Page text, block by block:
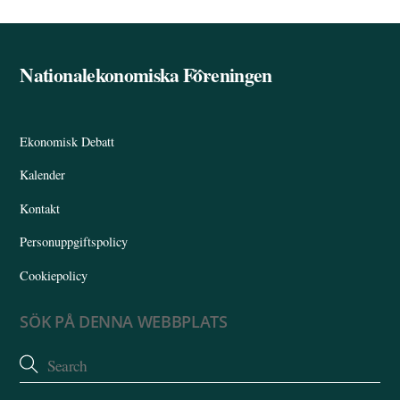
bo ed aila
Back
Nationalekonomiska Föreningen
Ekonomisk Debatt
Kalender
Kontakt
Personuppgiftspolicy
Cookiepolicy
SÖK PÅ DENNA WEBBPLATS